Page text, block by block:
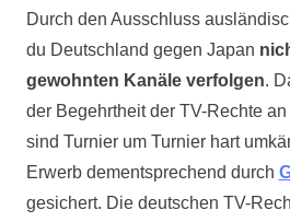
Durch den Ausschluss
du Deutschland gegen Japan
gewohnten Kanäle verfolgen.
der Begehrtheit der TV-Rechte
sind Turnier um Turnier hart
Erwerb dementsprechend durch
gesichert. Die deutschen TV-